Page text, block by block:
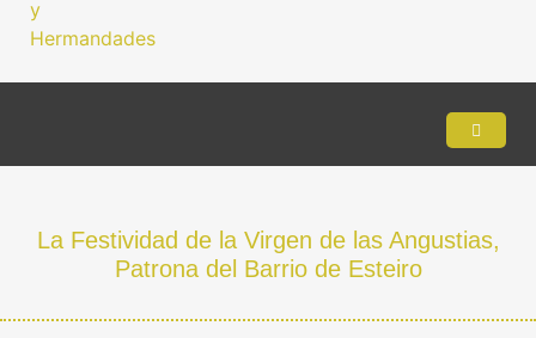
La Festividad de la Virgen de las Angustias,
Patrona del Barrio de Esteiro